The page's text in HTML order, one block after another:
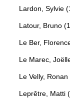
Lardon, Sylvie
Latour, Bruno
Le Ber,
Le Marec,
Le Velly, Ronan
Leprêtre, Matti